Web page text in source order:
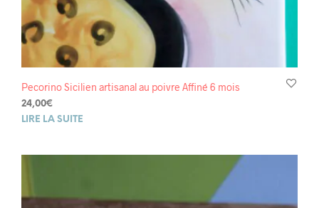
Pecorino Sicilien artisanal au poivre Affiné 6 mois
24,00€
LIRE LA SUITE